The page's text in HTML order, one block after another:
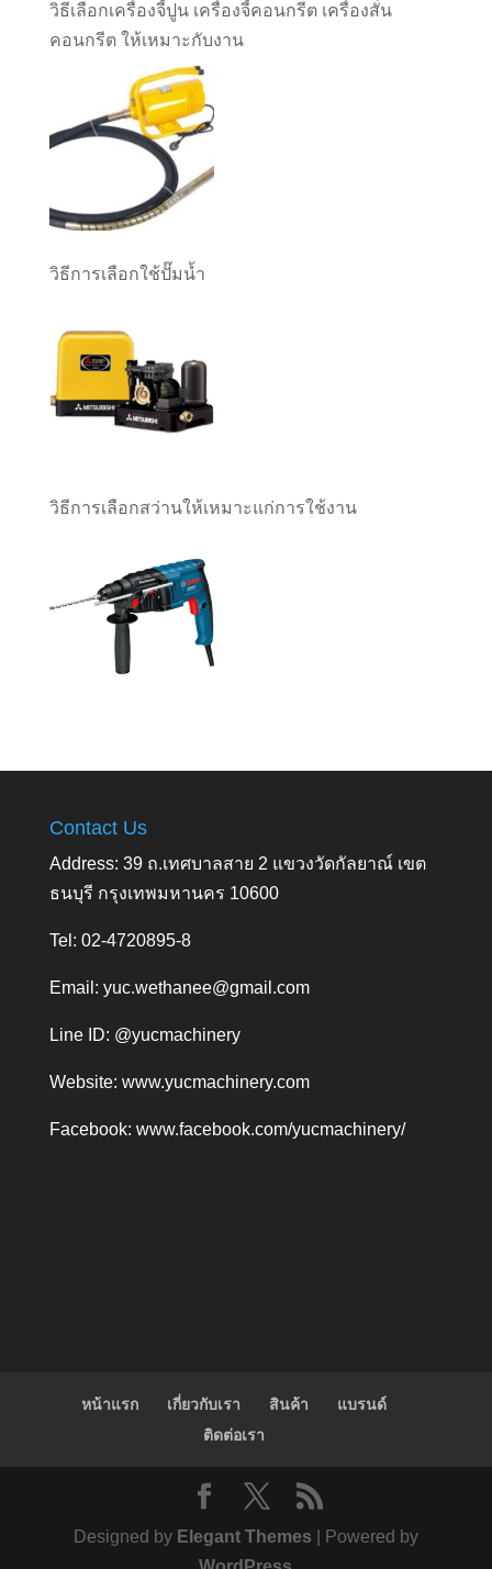
วิธีเลือกเครื่องจี้ปูน เครื่องจี้คอนกรีต เครื่องสั่น
คอนกรีต ให้เหมาะกับงาน
วิธีการเลือกใช้ปั๊มน้ำ
วิธีการเลือกสว่านให้เหมาะแก่การใช้งาน
Contact Us
Address: 39 ถ.เทศบาลสาย 2 แขวงวัดกัลยาณ์ เขต
ธนบุรี กรุงเทพมหานคร 10600
Tel: 02-4720895-8
Email: yuc.wethanee@gmail.com
Line ID: @yucmachinery
Website: www.yucmachinery.com
Facebook: www.facebook.com/yucmachinery/
หน้าแรก เกี่ยวกับเรา สินค้า
แบรนด์
ติดต่อเรา
Designed by Elegant Themes | Powered by